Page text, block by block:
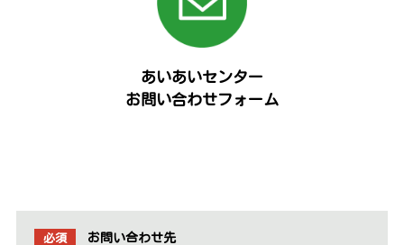
あいあいセンター
お問い合わせフォーム
必須 お問い合わせ先